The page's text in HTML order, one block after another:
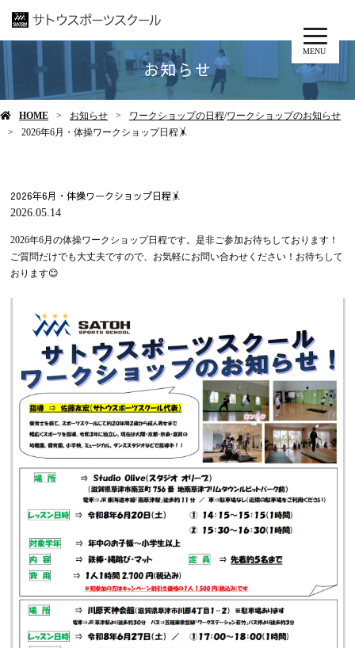
MENU
お知らせ
HOME お知らせ ワークショップの日程/ワークショップのお知らせ
2026年6月・体操ワークショップ日程🤸
2026年6月・体操ワークショップ日程🤸
2026.05.14
2026年6月の体操ワークショップ日程です。是非ご参加お待ちしております！
ご質問だけでも大丈夫ですので、お気軽にお問い合わせください！お待ちして
おります😊